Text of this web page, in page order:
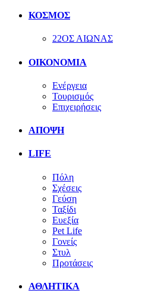
ΚΟΣΜΟΣ
22ΟΣ ΑΙΩΝΑΣ
ΟΙΚΟΝΟΜΙΑ
Ενέργεια
Τουρισμός
Επιχειρήσεις
ΑΠΟΨΗ
LIFE
Πόλη
Σχέσεις
Γεύση
Ταξίδι
Ευεξία
Pet Life
Γονείς
Στυλ
Προτάσεις
ΑΘΛΗΤΙΚΑ